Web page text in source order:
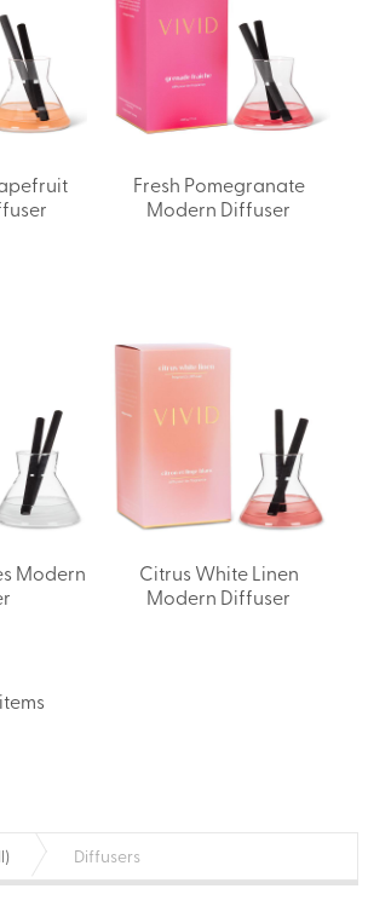
Fresh Pomegranate
Modern Diffuser
Modern
Citrus White Linen
Modern Diffuser
Diffusers